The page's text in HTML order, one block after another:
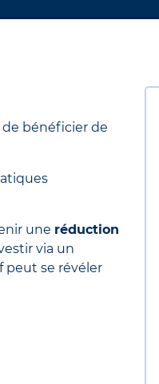
bénéficier de
une réduction
via un
peut se révéler